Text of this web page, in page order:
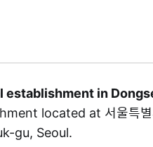
establishment in
located at 서울특
gu, Seoul.